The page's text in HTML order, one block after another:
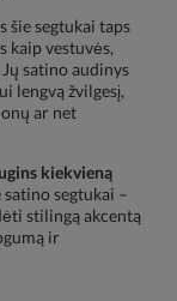
šie segtukai taps
kaip vestuvės,
satino audinys
lengvą žvilgesį,
ar net
kiekvieną
satino segtukai –
stilingą akcentą
ir